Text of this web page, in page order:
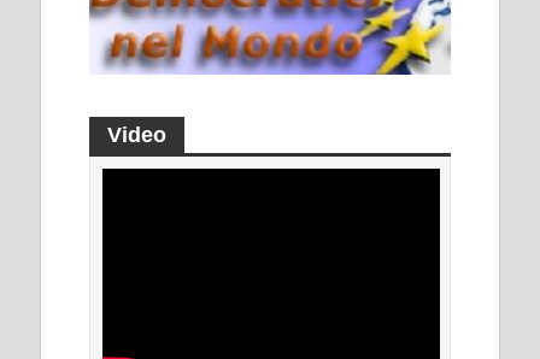
Video